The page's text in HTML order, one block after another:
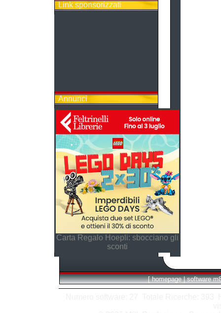
Link sponsorizzati
Annunci
Carta Regalo Hoepli: sbocciano gli
sconti
[ homepage | software